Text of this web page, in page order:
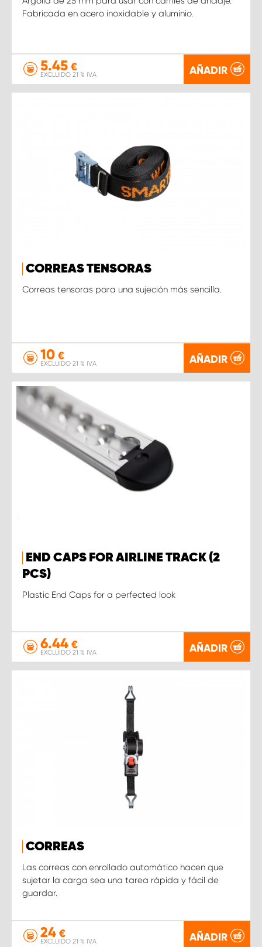
Fabricada en acero inoxidable y aluminio.
5.45 €
EXCLUIDO 21 % IVA AÑADIR
CORREAS TENSORAS
Correas tensoras para una sujeción más sencilla.
10 €
EXCLUIDO 21 % IVA AÑADIR
END CAPS FOR AIRLINE TRACK (2
PCS)
Plastic End Caps for a perfected look
6.44 €
EXCLUIDO 21 % IVA AÑADIR
CORREAS
Las correas con enrollado automático hacen que
sujetar la carga sea una tarea rápida y fácil de
guardar.
24 €
EXCLUIDO 21 % IVA AÑADIR